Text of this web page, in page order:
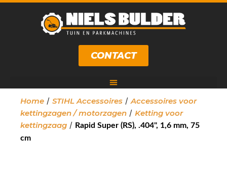
CONTACT
Home / STIHL Accessoires / Accessoires voor
kettingzagen / motorzagen / Ketting voor
kettingzaag / Rapid Super (RS), .404", 1,6 mm, 75
cm